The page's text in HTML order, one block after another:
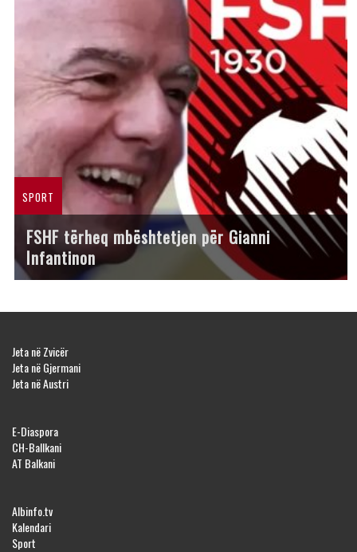
SPORT
FSHF tërheq mbështetjen për Gianni
Infantinon
Jeta në Zvicër
Jeta në Gjermani
Jeta në Austri
E-Diaspora
CH-Ballkani
AT Balkani
Albinfo.tv
Kalendari
Sport